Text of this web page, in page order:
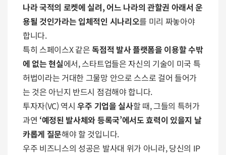
나라 국적의 로켓에 실려, 어느 나라의 관할권 아래서 운
용될 것인가라는 입체적인 시나리오를 미리 짜놓아야
합니다.
특히 스페이스X 같은 독점적 발사 플랫폼을 이용할 수밖
에 없는 현실에서, 스타트업들은 자신의 기술이 미국 특
허법이라는 거대한 그물망 안으로 스스로 걸어 들어가
는 것은 아닌지 반드시 점검해야 합니다.
투자자(VC) 역시 우주 기업을 실사할 때, 그들의 특허가
과연 ‘예정된 발사체와 등록국’에서도 효력이 있을지 날
카롭게 질문해야 할 것입니다.
우주 비즈니스의 성공은 발사대 위가 아니라, 당신의 IP